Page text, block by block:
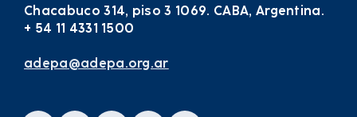
Chacabuco 314, piso 3 1069. CABA, Argentina.
+ 54 11 4331 1500
adepa@adepa.org.ar